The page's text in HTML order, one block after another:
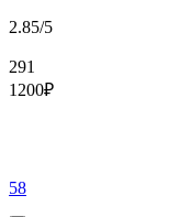
2.85/5
291
1200₽
58